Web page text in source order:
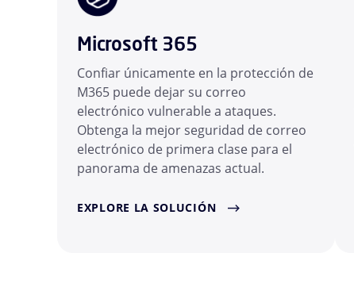
Microsoft 365
Confiar únicamente en la protección de
M365 puede dejar su correo
electrónico vulnerable a ataques.
Obtenga la mejor seguridad de correo
electrónico de primera clase para el
panorama de amenazas actual.
EXPLORE LA SOLUCIÓN